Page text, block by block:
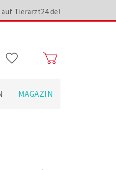
auf Tierarzt24.de!
MAGAZIN